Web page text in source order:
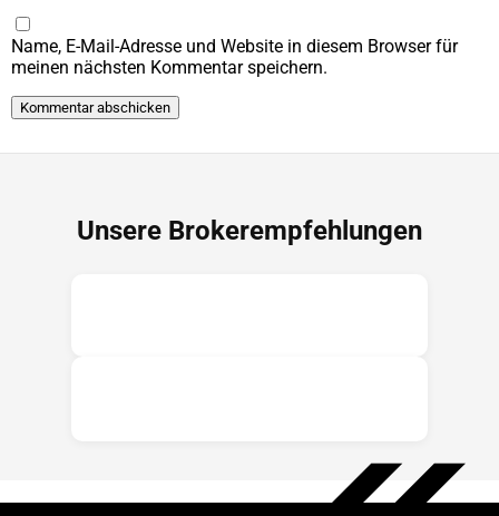
Name, E-Mail-Adresse und Website in diesem Browser für
meinen nächsten Kommentar speichern.
Unsere Brokerempfehlungen